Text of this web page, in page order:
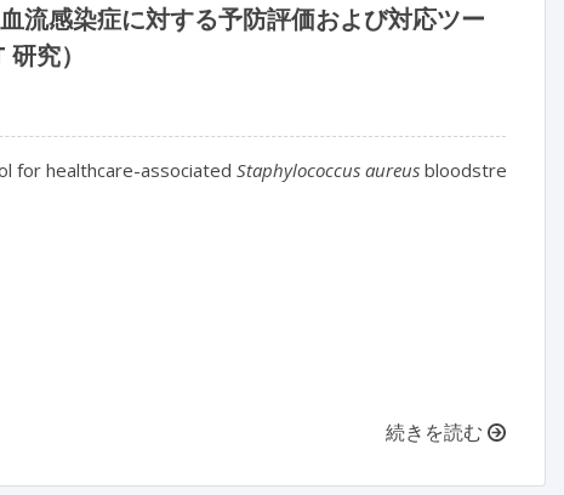
流感染症に対する予防評価および対応ツー
究）
for healthcare-associated Staphylococcus aureus bloodstream
続きを読む